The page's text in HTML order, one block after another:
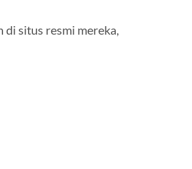
situs resmi mereka,